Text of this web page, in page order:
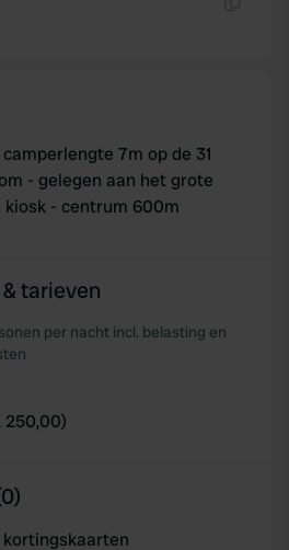
7m op de 31
- gelegen aan het grote
- centrum 600m
tarieven
per nacht incl. belasting en
250,00)